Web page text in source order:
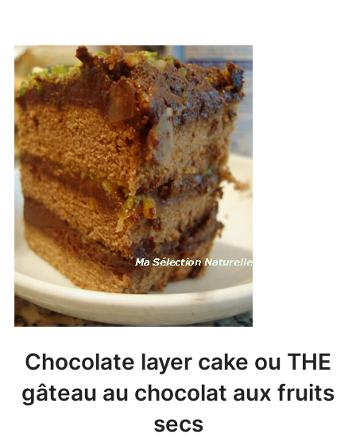
Chocolate layer cake ou THE
gâteau au chocolat aux fruits
secs